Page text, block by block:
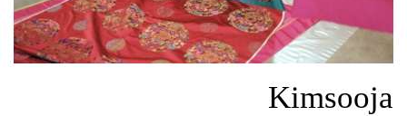
Kimsooja